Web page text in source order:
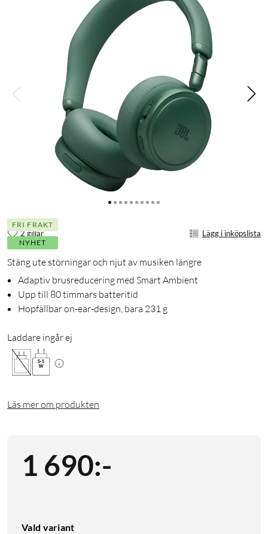
FRI FRAKT
NYHET
2 gillar Lägg i inköpslista
Stäng ute störningar och njut av musiken längre
Adaptiv brusreducering med Smart Ambient
Upp till 80 timmars batteritid
Hopfällbar on-ear-design, bara 231 g
Laddare ingår ej
5-5
W
Läs mer om produkten
1 690:-
Vald variant